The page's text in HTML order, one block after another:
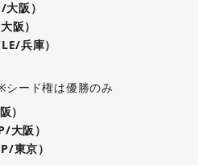
阪）
阪）
兵庫）
シード権は優勝のみ
）
阪）
東京）